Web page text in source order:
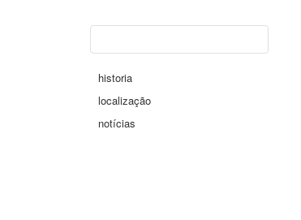
historia
localização
notícias